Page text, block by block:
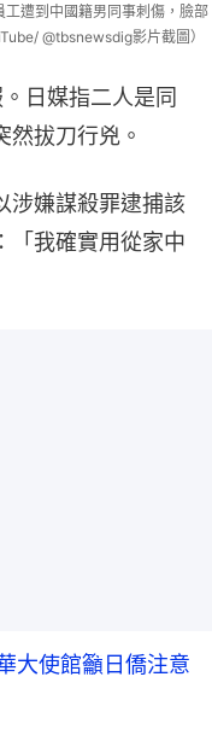
遭到中國籍男同事刺傷，臉部
@tbsnewsdig影片截圖）
日媒指二人是同
拔刀行兇。
涉嫌謀殺罪逮捕該
「我確實用從家中
大使館籲日僑注意